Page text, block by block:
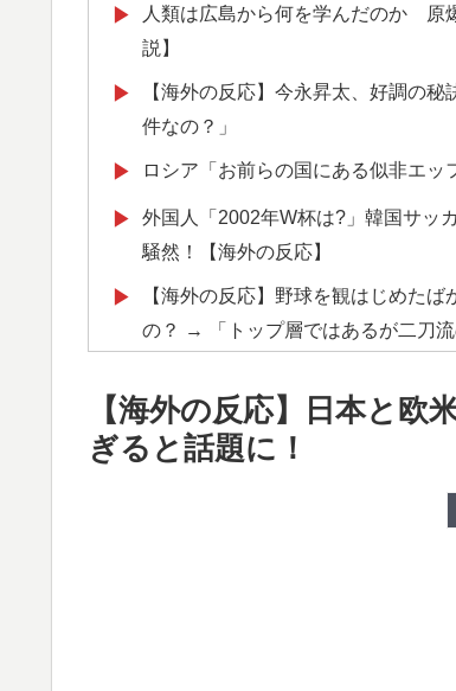
▶
人類は広島から何を学んだのか 原
説】
▶
【海外の反応】今永昇太、好調の
件なの？」
▶ ロシア「お前らの国にある似非エッ
▶
外国人「2002年W杯は?」韓国サッ
騒然！【海外の反応】
▶
【海外の反応】野球を観はじめた
の？ → 「トップ層ではあるが二刀
▶ AI「物の使い方を真剣に間違えてる
▶ 英国人「ようこそ」冨安健洋、クリ
が歓迎！アーセナルファンも祝福！
韓国人「SKハイニックスが10%台
【海外の反応】ネット上での中国
同じようなことをやってるよな」
【海外の反応】日本と欧
ぎると話題に！